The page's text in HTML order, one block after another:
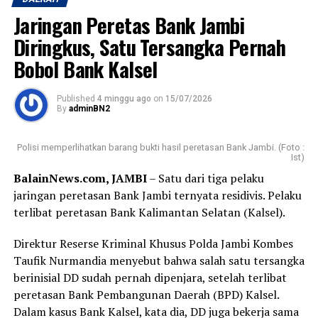
Jaringan Peretas Bank Jambi
Diringkus, Satu Tersangka Pernah
Bobol Bank Kalsel
Published 4 minggu ago on 15/07/2026
By adminBN2
Polisi memperlihatkan barang bukti hasil peretasan Bank Jambi. (Foto :
Ist)
BalainNews.com, JAMBI– Satu dari tiga pelaku
jaringan peretasan Bank Jambi ternyata residivis. Pelaku
terlibat peretasan Bank Kalimantan Selatan (Kalsel).
Direktur Reserse Kriminal Khusus Polda Jambi Kombes
Taufik Nurmandia menyebut bahwa salah satu tersangka
berinisial DD sudah pernah dipenjara, setelah terlibat
peretasan Bank Pembangunan Daerah (BPD) Kalsel.
Dalam kasus Bank Kalsel, kata dia, DD juga bekerja sama